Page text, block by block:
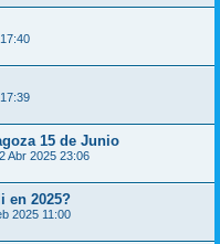
15 de Junio
Abr 2025 23:06
en 2025?
2025 11:00